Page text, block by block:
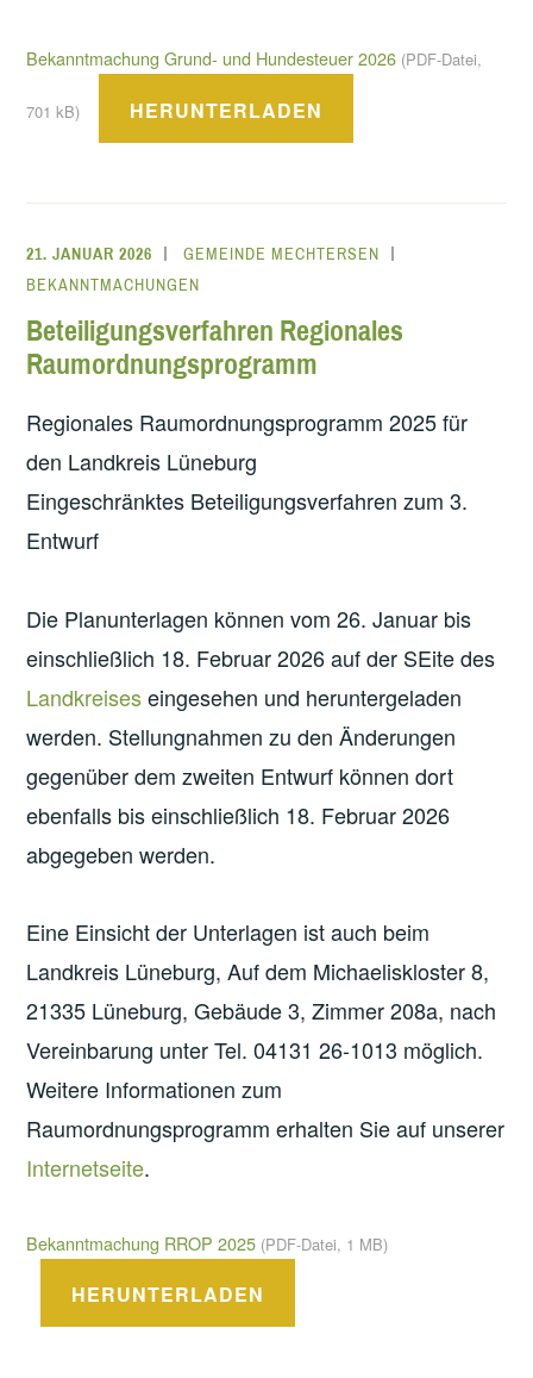
Bekanntmachung Grund- und Hundesteuer 2026 (PDF-Datei,
701 kB) HERUNTERLADEN
21. JANUAR 2026
GEMEINDE MECHTERSEN
BEKANNTMACHUNGEN
Beteiligungsverfahren Regionales
Raumordnungsprogramm
Regionales Raumordnungsprogramm 2025 für
den Landkreis Lüneburg
Eingeschränktes Beteiligungsverfahren zum 3.
Entwurf
Die Planunterlagen können vom 26. Januar bis
einschließlich 18. Februar 2026 auf der SEite des
Landkreiseseingesehen und heruntergeladen
werden. Stellungnahmen zu den Änderungen
gegenüber dem zweiten Entwurf können dort
ebenfalls bis einschließlich 18. Februar 2026
abgegeben werden.
Eine Einsicht der Unterlagen ist auch beim
Landkreis Lüneburg, Auf dem Michaeliskloster 8,
21335 Lüneburg, Gebäude 3, Zimmer 208a, nach
Vereinbarung unter Tel. 04131 26-1013 möglich.
Weitere Informationen zum
Raumordnungsprogramm erhalten Sie auf unserer
Internetseite.
Bekanntmachung RROP 2025 (PDF-Datei, 1 MB)
HERUNTERLADEN